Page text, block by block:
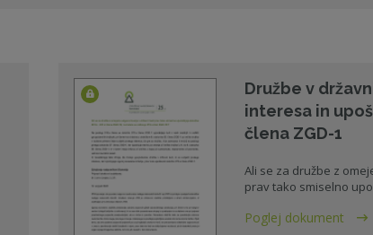
Družbe v
interesa in
člena ZGD-1
Ali se za družbe z
prav tako smiselno
Poglej dokument